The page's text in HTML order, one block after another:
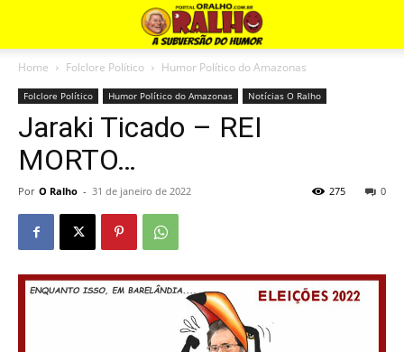
Home Folclore Político Humor Político do Amazonas
Folclore Político Humor Político do Amazonas Notícias O Ralho
Jaraki Ticado – REI
MORTO…
Por O Ralho - 31 de janeiro de 2022 0
275